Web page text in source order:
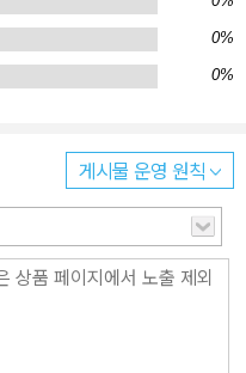
0%
0%
게시물 운영 원칙